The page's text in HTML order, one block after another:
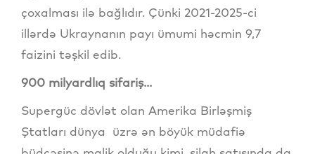
çoxalması ilə bağlıdır. Çünki 2021-2025-ci
illərdə Ukraynanın payı ümumi həcmin 9,7
faizini təşkil edib.
900 milyardlıq sifariş...
Supergüc dövlət olan Amerika Birləşmiş
Ştatları dünya üzrə ən böyük müdafiə